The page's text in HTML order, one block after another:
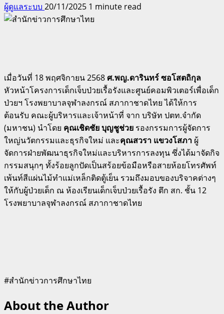
ผู้ดูแลระบบ 20/11/2025 1 minute read
เมื่อวันที่ 18 พฤศจิกายน 2568ศ.พญ.ดารินทร์ ซอโสตถิกุล
หัวหน้าโครงการเด็กเจ็บป่วยเรื้อรังและศูนย์คอมพิวเตอร์เพื่อเด็ก
ป่วยฯ โรงพยาบาลจุฬาลงกรณ์ สภากาชาดไทย ได้ให้การ
ต้อนรับ คณะผู้บริหารและเจ้าหน้าที่ จาก บริษัท ปตท.จำกัด
(มหาชน) นำโดย คุณเชิดชัย บุญชูช่วย รองกรรมการผู้จัดการ
ใหญ่นวัตกรรมและธุรกิจใหม่ และคุณสวรา แขวงโสภา ผู้
จัดการฝ่ายพัฒนาธุรกิจใหม่และบริหารการลงทุน ซึ่งได้มาจัดกิจ
กรรมสนุกๆ ทั้งร้อยลูกปัดเป็นสร้อยข้อมือหรือสายห้อยโทรศัพท์
เพ้นท์สีแผ่นไม้ทำแม่เหล็กติดตู้เย็น รวมถึงมอบของบริจาคต่างๆ
ให้กับผู้ป่วยเด็ก ณ ห้องเรียนเด็กเจ็บป่วยเรื้อรัง ตึก สก. ชั้น 12
โรงพยาบาลจุฬาลงกรณ์ สภากาชาดไทย
#สำนักข่าวการศึกษาไทย
About the Author